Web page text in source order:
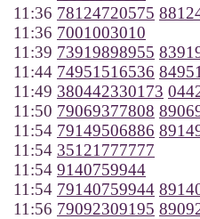
11:36 78124720575
11:36 7001003010
11:39 73919898955
11:44 74951516536
11:49 380442330173
11:50 79069377808
11:54 79149506886
11:54 35121777777
11:54 9140759944
11:54 79140759944
11:56 79092309195